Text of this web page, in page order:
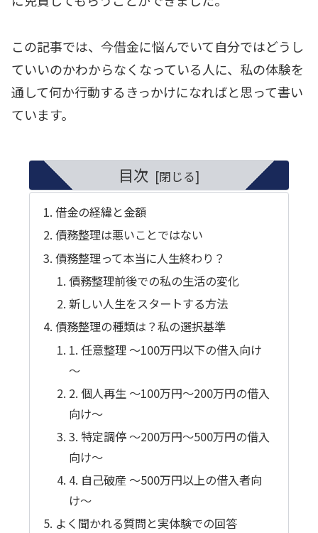
この記事では、今借金に悩んでいて自分ではどうし
ていいのかわからなくなっている人に、私の体験を
通して何か行動するきっかけになればと思って書い
ています。
目次
借金の経緯と金額
債務整理は悪いことではない
債務整理って本当に人生終わり？
債務整理前後での私の生活の変化
新しい人生をスタートする方法
債務整理の種類は？私の選択基準
1. 任意整理 ～100万円以下の借入向け
～
2. 個人再生 ～100万円～200万円の借入
向け～
3. 特定調停 ～200万円～500万円の借入
向け～
4. 自己破産 ～500万円以上の借入者向
け～
よく聞かれる質問と実体験での回答